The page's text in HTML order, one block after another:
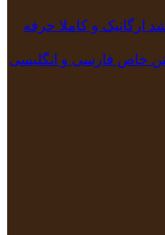
ارگانیک و کاملا حرفه